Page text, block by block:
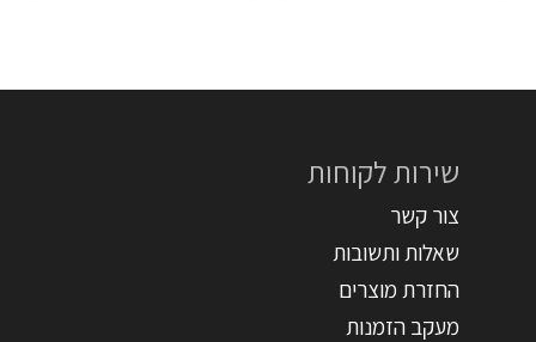
שירות לקוחות
צור קשר
שאלות ותשובות
החזרת מוצרים
מעקב הזמנות